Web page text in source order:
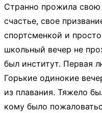
Странно прожила свою
счастье, свое
спортсменкой и
школьный вечер не
был институт. Первая
Горькие одинокие
из плавания. Тяжело
кому было